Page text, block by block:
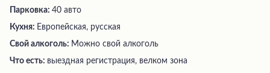
Парковка: 40 авто
Кухня: Европейская, русская
Свой алкоголь: Можно свой алкоголь
Что есть: выездная регистрация, велком зона